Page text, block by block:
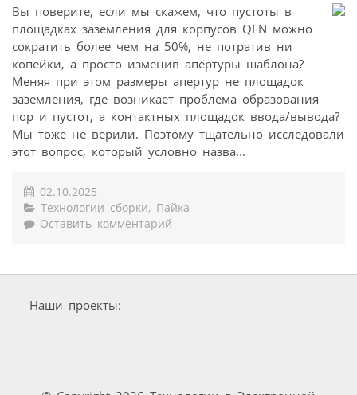
Вы поверите, если мы скажем, что пустоты в
площадках заземления для корпусов QFN можно
сократить более чем на 50%, не потратив ни
копейки, а просто изменив апертуры шаблона?
Меняя при этом размеры апертур не площадок
заземления, где возникает проблема образования
пор и пустот, а контактных площадок ввода/вывода?
Мы тоже не верили. Поэтому тщательно исследовали
этот вопрос, который условно назва...
02.10.2025
Технологии сборки, Пайка
Оставить комментарий
Наши проекты: